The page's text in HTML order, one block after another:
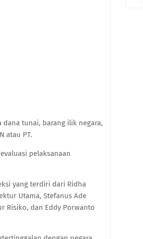
tunai, barang ilik negara,
atau PT.
pelaksanaan
yang terdiri dari Ridha
Utama, Stefanus Ade
Risiko, dan Eddy Porwanto